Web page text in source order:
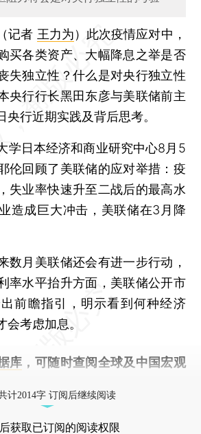
记者 王力为） 此次疫情应对中，
买各类资产、大幅降息之举是否
失独立性？什么是对央行独立性
央行行长黑田东彦与美联储前主
央行近期实践及背后思考。
日本经济和商业研究中心8月5
伦回顾了美联储的应对举措：疫
失业率快速升至二战后的最高水
造成巨大冲击，美联储在3月降
月美联储还会有进一步行动，
率水平抬升方面，美联储公开市
前瞻指引，明示看到何种经济
会考虑加息。
库 ，可随时查阅全球及中国宏观
计2014字 订阅后继续阅读
后获取已订阅的阅读权限